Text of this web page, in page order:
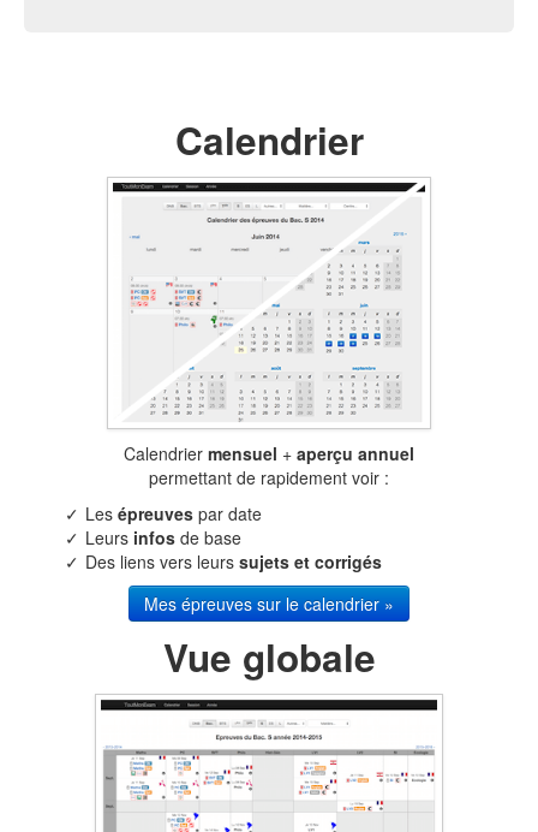
Calendrier
Calendrier mensuel + aperçu annuel
permettant de rapidement voir :
Lesépreuves par date
Leurs infos de base
Des liens vers leurssujets et corrigés
Mes épreuves sur le calendrier »
Vue globale